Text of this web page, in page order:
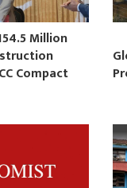
Million
Compact